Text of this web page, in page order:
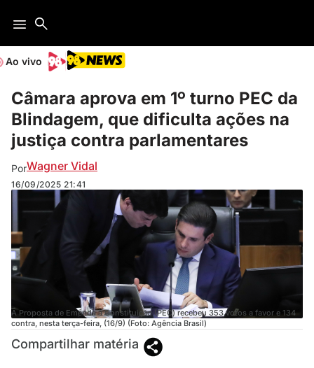
Ao vivo
Câmara aprova em 1º turno PEC da
Blindagem, que dificulta ações na
justiça contra parlamentares
PorWagner Vidal
16/09/2025 21:41
A Proposta de Emenda à Constituição (PEC) recebeu 353 votos a favor e 134
contra, nesta terça-feira, (16/9) (Foto: Agência Brasil)
Compartilhar matéria